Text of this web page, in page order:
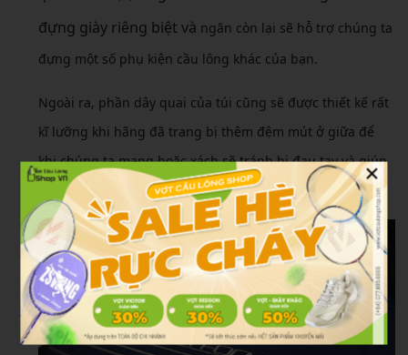
đựng giày riêng biệt và ngăn còn lại sẽ hỗ trợ chúng ta
đựng một số phụ kiện cầu lông khác của bạn.
Ngoài ra, phần dây quai của túi cũng sẽ được thiết kế rất
kĩ lưỡng khi hãng đã trang bị thêm đệm mút ở giữa để
khi chúng ta mang hoặc xách sẽ tránh bị đau tay và giúp
thoáng khí hơn.
×